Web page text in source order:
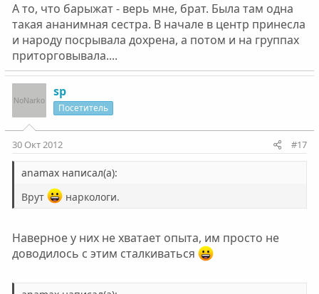
А то, что барыжат - верь мне, брат. Была там одна
такая ананимная сестра. В начале в центр принесла
и народу посрывала дохрена, а потом и на группах
приторговывала....
sp
Посетитель
30 Окт 2012 #17
anamax написал(а):
Врут
наркологи.
Наверное у них не хватает опыта, им просто не
доводилось с этим сталкиваться